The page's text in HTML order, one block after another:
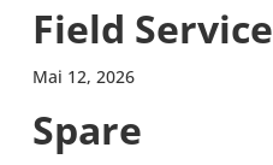
Field Service
Mai 12, 2026
Spare